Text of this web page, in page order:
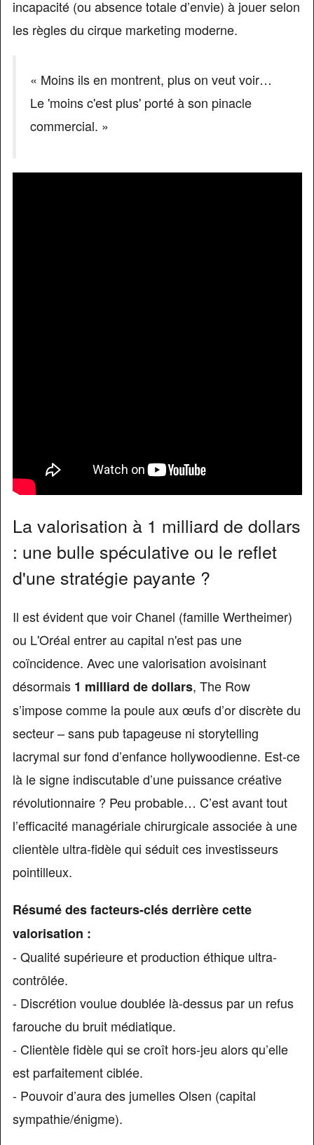
incapacité (ou absence totale d’envie) à jouer selon
les règles du cirque marketing moderne.
« Moins ils en montrent, plus on veut voir…
Le 'moins c'est plus' porté à son pinacle
commercial. »
La valorisation à 1 milliard de dollars
: une bulle spéculative ou le reflet
d'une stratégie payante ?
Il est évident que voir Chanel (famille Wertheimer)
ou L'Oréal entrer au capital n'est pas une
coïncidence. Avec une valorisation avoisinant
désormais 1 milliard de dollars, The Row
s’impose comme la poule aux œufs d’or discrète du
secteur – sans pub tapageuse ni storytelling
lacrymal sur fond d’enfance hollywoodienne. Est-ce
là le signe indiscutable d’une puissance créative
révolutionnaire ? Peu probable… C’est avant tout
l’efficacité managériale chirurgicale associée à une
clientèle ultra-fidèle qui séduit ces investisseurs
pointilleux.
Résumé des facteurs-clés derrière cette
valorisation :
- Qualité supérieure et production éthique ultra-
contrôlée.
- Discrétion voulue doublée là-dessus par un refus
farouche du bruit médiatique.
- Clientèle fidèle qui se croît hors-jeu alors qu’elle
est parfaitement ciblée.
- Pouvoir d’aura des jumelles Olsen (capital
sympathie/énigme).